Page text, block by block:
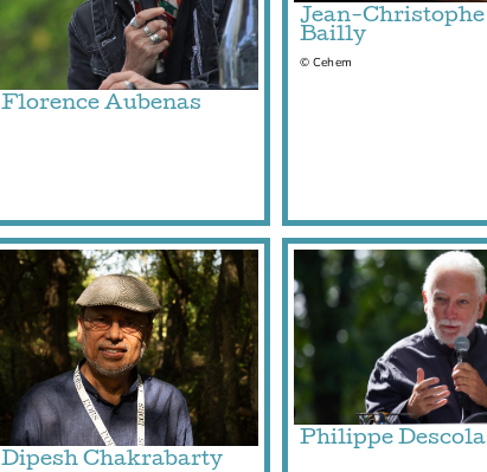
Florence Aubenas
Jean-Christophe
Bailly
© Cehem
Dipesh Chakrabarty
Philippe Descola